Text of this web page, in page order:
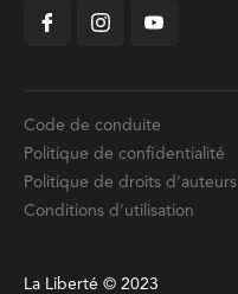
Code de conduite
Politique de confidentialité
Politique de droits d'auteurs
Conditions d'utilisation
La Liberté © 2023